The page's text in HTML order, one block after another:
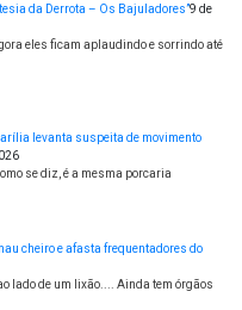
da Derrota – Os Bajuladores”9 de
eles ficam aplaudindo e sorrindo até
levanta suspeita de movimento
se diz, é a mesma porcaria
cheiro e afasta frequentadores do
lado de um lixão.... Ainda tem órgãos